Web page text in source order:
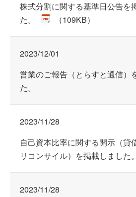
株式分割に関する基準日公告を
た。
（109KB）
2023/12/01
営業のご報告（とらすと通信）
た。
2023/11/28
自己資本比率に関する開示（貸
リコンサイル）を掲載しました。
2023/11/28